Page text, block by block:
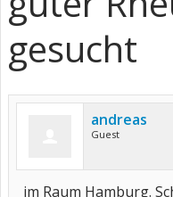
gesucht
andreas
Guest
im Raum Hamburg.